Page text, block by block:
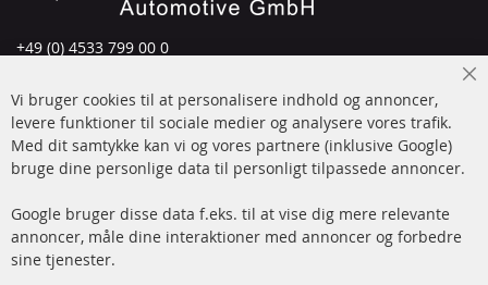
+49 (0) 4533 799 00 0
info@contra-automotive.de
www.contra-automotive.de
Facebook
Instagram
Hurtige links
Dieselpartikelfilter (DPF)
Kundeservice
Betalingsmetoder
Vi bruger cookies til at personalisere indhold og annoncer,
levere funktioner til sociale medier og analysere vores trafik.
Med dit samtykke kan vi og vores partnere (inklusive Google)
bruge dine personlige data til personligt tilpassede annoncer.
Google bruger disse data f.eks. til at vise dig mere relevante
annoncer, måle dine interaktioner med annoncer og forbedre
sine tjenester.